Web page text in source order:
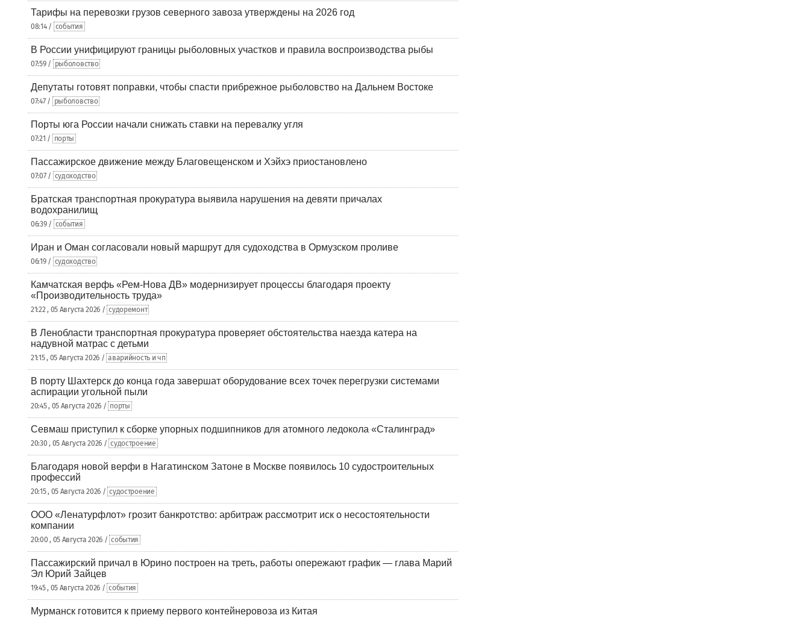
Тарифы на перевозки грузов северного завоза утверждены на 2026 год
08:14 / события
В России унифицируют границы рыболовных участков и правила воспроизводства рыбы
07:59 / рыболовство
Депутаты готовят поправки, чтобы спасти прибрежное рыболовство на Дальнем Востоке
07:47 / рыболовство
Порты юга России начали снижать ставки на перевалку угля
07:21 / порты
Пассажирское движение между Благовещенском и Хэйхэ приостановлено
07:07 / судоходство
Братская транспортная прокуратура выявила нарушения на девяти причалах
водохранилищ
06:39 / события
Иран и Оман согласовали новый маршрут для судоходства в Ормузском проливе
06:19 / судоходство
Камчатская верфь «Рем-Нова ДВ» модернизирует процессы благодаря проекту
«Производительность труда»
21:22 , 05 Августа 2026 / судоремонт
В Ленобласти транспортная прокуратура проверяет обстоятельства наезда катера на
надувной матрас с детьми
21:15 , 05 Августа 2026 / аварийность и чп
В порту Шахтерск до конца года завершат оборудование всех точек перегрузки системами
аспирации угольной пыли
20:45 , 05 Августа 2026 / порты
Севмаш приступил к сборке упорных подшипников для атомного ледокола «Сталинград»
20:30 , 05 Августа 2026 / судостроение
Благодаря новой верфи в Нагатинском Затоне в Москве появилось 10 судостроительных
профессий
20:15 , 05 Августа 2026 / судостроение
ООО «Ленатурфлот» грозит банкротство: арбитраж рассмотрит иск о несостоятельности
компании
20:00 , 05 Августа 2026 / события
Пассажирский причал в Юрино построен на треть, работы опережают график — глава Марий
Эл Юрий Зайцев
19:45 , 05 Августа 2026 / события
Мурманск готовится к приему первого контейнеровоза из Китая